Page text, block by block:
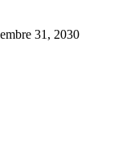
31, 2030